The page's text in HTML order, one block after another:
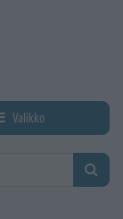
Valikko